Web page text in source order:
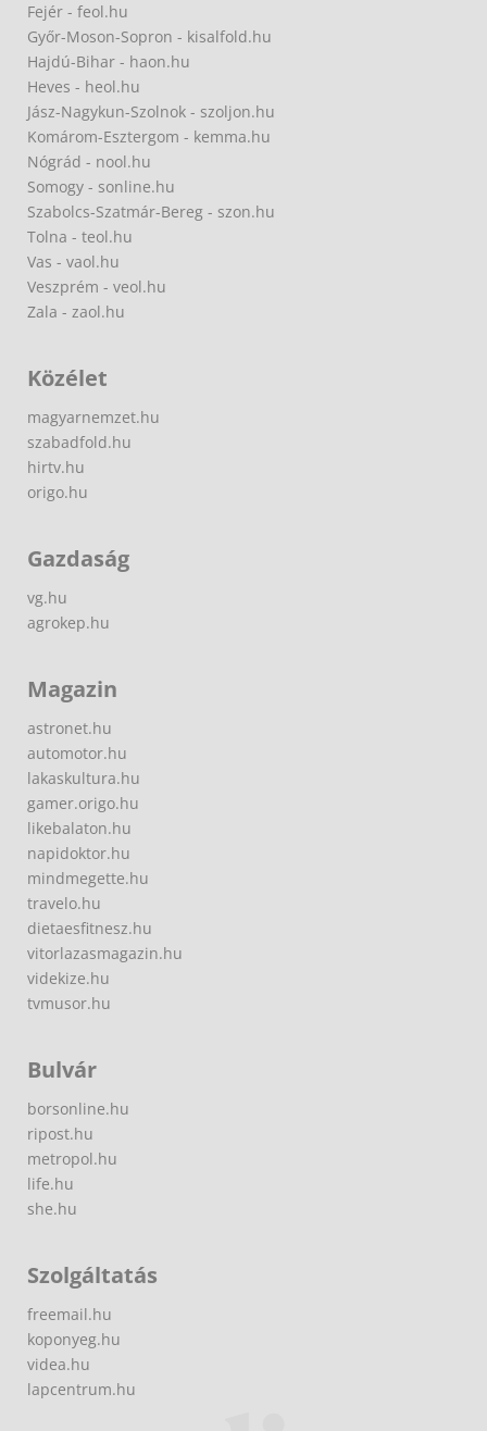
Fejér - feol.hu
Győr-Moson-Sopron - kisalfold.hu
Hajdú-Bihar - haon.hu
Heves - heol.hu
Jász-Nagykun-Szolnok - szoljon.hu
Komárom-Esztergom - kemma.hu
Nógrád - nool.hu
Somogy - sonline.hu
Szabolcs-Szatmár-Bereg - szon.hu
Tolna - teol.hu
Vas - vaol.hu
Veszprém - veol.hu
Zala - zaol.hu
Közélet
magyarnemzet.hu
szabadfold.hu
hirtv.hu
origo.hu
Gazdaság
vg.hu
agrokep.hu
Magazin
astronet.hu
automotor.hu
lakaskultura.hu
gamer.origo.hu
likebalaton.hu
napidoktor.hu
mindmegette.hu
travelo.hu
dietaesfitnesz.hu
vitorlazasmagazin.hu
videkize.hu
tvmusor.hu
Bulvár
borsonline.hu
ripost.hu
metropol.hu
life.hu
she.hu
Szolgáltatás
freemail.hu
koponyeg.hu
videa.hu
lapcentrum.hu